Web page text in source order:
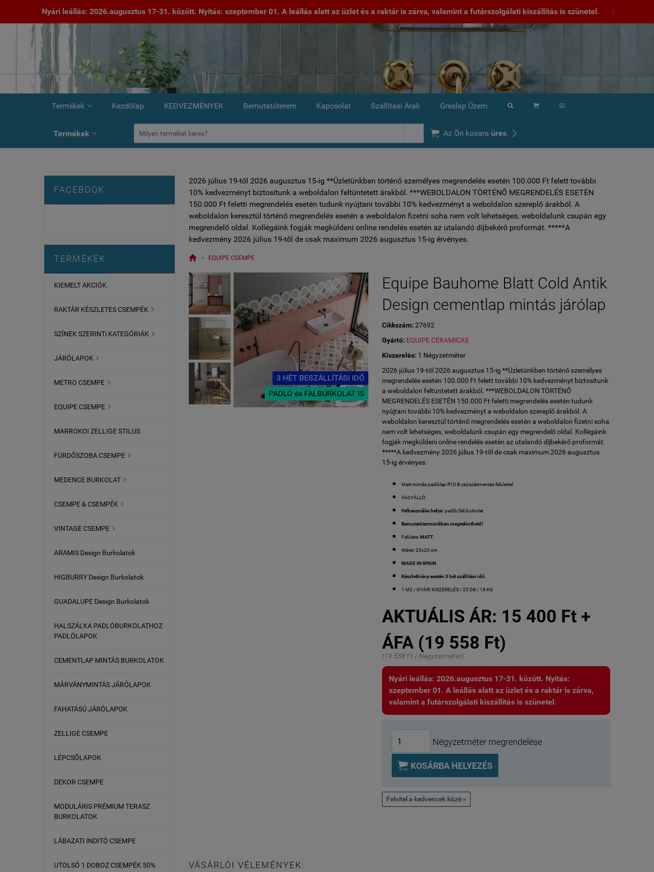
Nyári leállás: 2026.augusztus 17-31. között. Nyitás: szeptember 01. A leállás alatt az üzlet és a raktár is zárva, valamint a futárszolgálati kiszállítás is szünetel. X
Termékek  Kezdőlap KEDVEZMÉNYEK Bemutatóterem Kapcsolat Szállítási Árak Greslap Űzem   
Termékek   Az Ön kosara üres. 
FACEBOOK
TERMÉKEK
KIEMELT AKCIÓK
RAKTÁR KÉSZLETES CSEMPÉK 
SZÍNEK SZERINTi KATEGÓRIÁK 
JÁRÓLAPOK 
METRO CSEMPE 
EQUIPE CSEMPE 
MARROKOI ZELLIGE STILUS
FÜRDŐSZOBA CSEMPE 
MEDENCE BURKOLAT 
CSEMPE & CSEMPÉK 
VINTAGE CSEMPE 
ARAMIS Design Burkolatok
HIGBURRY Design Burkolatok
GUADALUPE Design Burkolatok
HALSZÁLKA PADLÓBURKOLATHOZ
PADLÓLAPOK
CEMENTLAP MINTÁS BURKOLATOK
MÁRVÁNYMINTÁS JÁRÓLAPOK
FAHATÁSÚ JÁRÓLAPOK
ZELLIGE CSEMPE
LÉPCSŐLAPOK
DEKOR CSEMPE
MODULÁRIS PRÉMIUM TERASZ
BURKOLATOK
LÁBAZATI INDITÓ CSEMPE
UTOLSÓ 1 DOBOZ CSEMPÉK 50%
2026 július 19-től 2026 augusztus 15-ig **Üzletünkben történő személyes megrendelés esetén 100.000 Ft felett további
10% kedvezményt biztosítunk a weboldalon feltüntetett árakból. ***WEBOLDALON TÖRTÉNŐ MEGRENDELÉS ESETÉN
150.000 Ft feletti megrendelés esetén tudunk nyújtani további 10% kedvezményt a weboldalon szereplő árakból. A
weboldalon keresztül történő megrendelés esetén a weboldalon fizetni soha nem volt lehetséges, weboldalunk csupán egy
megrendelő oldal. Kollégáink fogják megküldeni online rendelés esetén az utalandó díjbekérő proformát. *****A
kedvezmény 2026 július 19-től de csak maximum 2026 augusztus 15-ig érvényes.
 » EQUIPE CSEMPE
3 HÉT BESZÁLLÍTÁSI IDŐ
PADLÓ és FALBURKOLAT IS
Equipe Bauhome Blatt Cold Antik
Design cementlap mintás járólap
Cikkszám: 27692
Gyártó: EQUIPE CERAMICAS
Kiszerelés: 1 Négyzetméter
2026 július 19-től 2026 augusztus 15-ig **Üzletünkben történő személyes
megrendelés esetén 100.000 Ft felett további 10% kedvezményt biztosítunk
a weboldalon feltüntetett árakból. ***WEBOLDALON TÖRTÉNŐ
MEGRENDELÉS ESETÉN 150.000 Ft feletti megrendelés esetén tudunk
nyújtani további 10% kedvezményt a weboldalon szereplő árakból. A
weboldalon keresztül történő megrendelés esetén a weboldalon fizetni soha
nem volt lehetséges, weboldalunk csupán egy megrendelő oldal. Kollégáink
fogják megküldeni online rendelés esetén az utalandó díjbekérő proformát.
*****A kedvezmény 2026 július 19-től de csak maximum 2026 augusztus
15-ig érvényes.
Matt mintás padlólap R10 B csúszásmentes felülettel
FAGYÁLLÓ
Felhasználás helye:padló/fali burkolat
Bemutatótermünkben megtekinthető!
Felülete:MATT
Méret: 20x20 cm
MADE IN SPAIN
Készlethiány esetén 3 hét szállítási idő.
1 M2 / GYÁRI KISZERELÉS / 25 DB / 18 KG
AKTUÁLIS ÁR: 15 400 Ft +
ÁFA (19 558 Ft)
(19 558 Ft / Négyzetméter)
Nyári leállás: 2026.augusztus 17-31. között. Nyitás:
szeptember 01. A leállás alatt az üzlet és a raktár is zárva,
valamint a futárszolgálati kiszállítás is szünetel.
Négyzetméter megrendelése
 KOSÁRBA HELYEZÉS
Felvitel a kedvencek közé »
VÁSÁRLÓI VÉLEMÉNYEK: